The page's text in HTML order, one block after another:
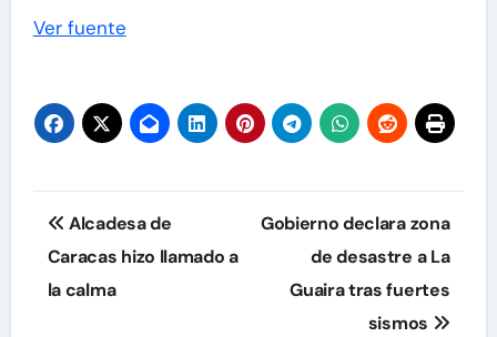
Ver fuente
Navegación
de
entradas
Alcadesa de
Caracas hizo llamado a
la calma
Gobierno declara zona
de desastre a La
Guaira tras fuertes
sismos